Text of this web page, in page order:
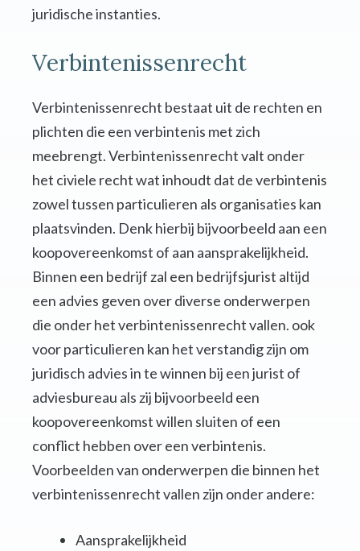
juridische instanties.
Verbintenissenrecht
Verbintenissenrecht bestaat uit de rechten en
plichten die een verbintenis met zich
meebrengt. Verbintenissenrecht valt onder
het civiele recht wat inhoudt dat de verbintenis
zowel tussen particulieren als organisaties kan
plaatsvinden. Denk hierbij bijvoorbeeld aan een
koopovereenkomst of aan aansprakelijkheid.
Binnen een bedrijf zal een bedrijfsjurist altijd
een advies geven over diverse onderwerpen
die onder het verbintenissenrecht vallen. ook
voor particulieren kan het verstandig zijn om
juridisch advies in te winnen bij een jurist of
adviesbureau als zij bijvoorbeeld een
koopovereenkomst willen sluiten of een
conflict hebben over een verbintenis.
Voorbeelden van onderwerpen die binnen het
verbintenissenrecht vallen zijn onder andere:
Aansprakelijkheid